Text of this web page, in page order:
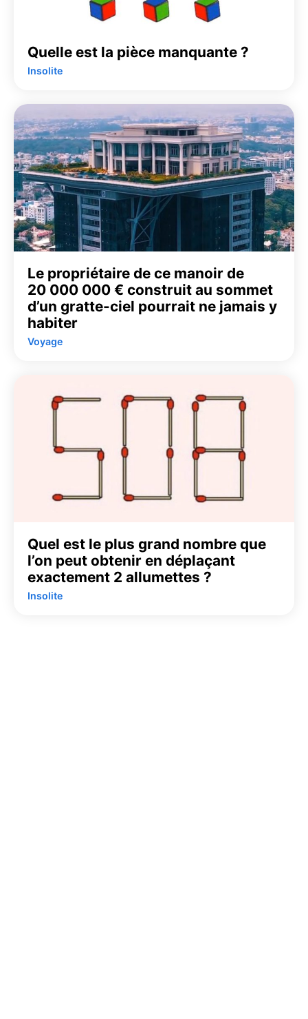
Quelle est la pièce manquante ?
Insolite
Le propriétaire de ce manoir de
20 000 000 € construit au sommet
d’un gratte-ciel pourrait ne jamais y
habiter
Voyage
Quel est le plus grand nombre que
l’on peut obtenir en déplaçant
exactement 2 allumettes ?
Insolite